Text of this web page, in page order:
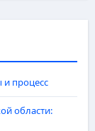
процесс
области: